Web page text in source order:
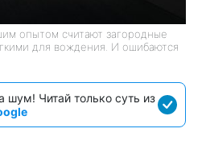
опытом считают загородные
для вождения. И ошибаются
шум! Читай только суть из